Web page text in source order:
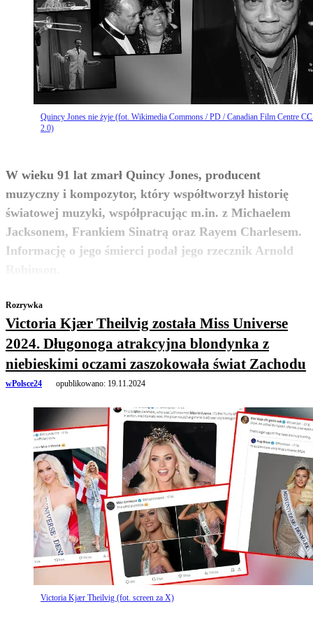
Quincy Jones nie żyje (fot. Wikimedia Commons / PD / Canadian Film Centre
2.0)
W wieku 91 lat zmarł Quincy Jones, producent
muzyczny i kompozytor, który współtworzył historię
światowej muzyki, współpracując m.in. z Michaelem
Jacksonem, Frankiem Sinatrą oraz Rayem Charlesem.
Informację o jego śmierci podał jego rzecznik Arnold
zobacz więcej
Rozrywka
Victoria Kjær Theilvig została Miss Universe
2024. Długonoga atrakcyjna blondynka z
niebieskimi oczami zaszokowała świat Zachodu
wPolsce24 opublikowano: 19.11.2024
Victoria Kjær Theilvig (fot. screen za X)